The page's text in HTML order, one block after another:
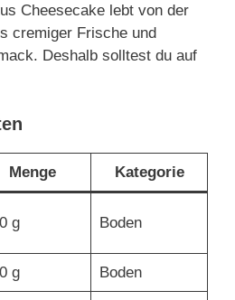
Cheesecake lebt von der
cremiger Frische und
Deshalb solltest du auf
Menge Kategorie
g Boden
g Boden